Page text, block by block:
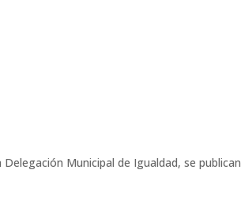
Municipal de Igualdad, se publican